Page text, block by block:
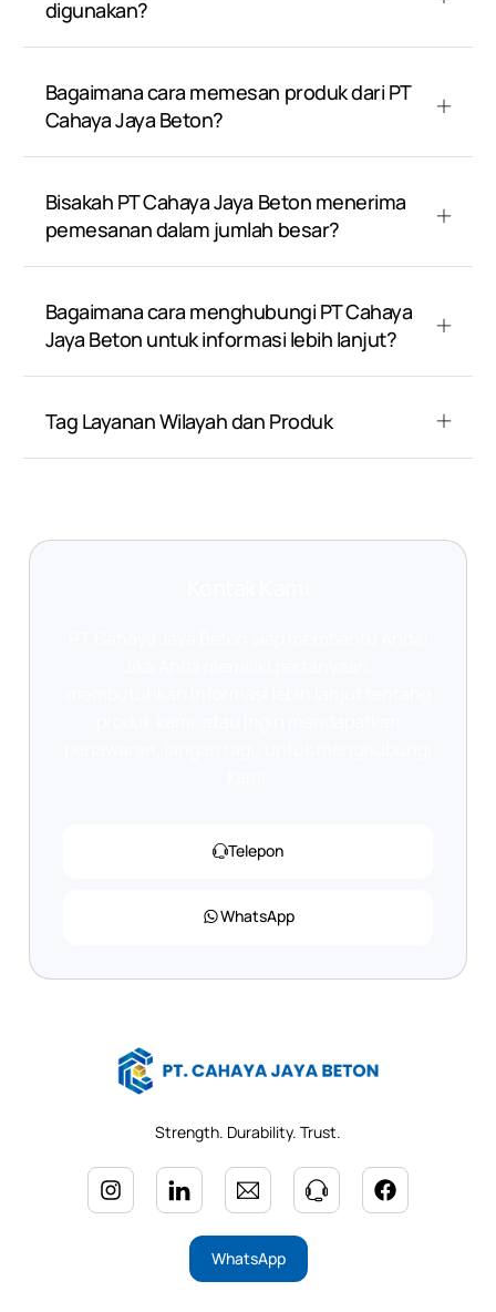
digunakan?
Bagaimana cara memesan produk dari PT
Cahaya Jaya Beton?
Bisakah PT Cahaya Jaya Beton menerima
pemesanan dalam jumlah besar?
Bagaimana cara menghubungi PT Cahaya
Jaya Beton untuk informasi lebih lanjut?
Tag Layanan Wilayah dan Produk
Telepon
WhatsApp
Strength. Durability. Trust.
WhatsApp